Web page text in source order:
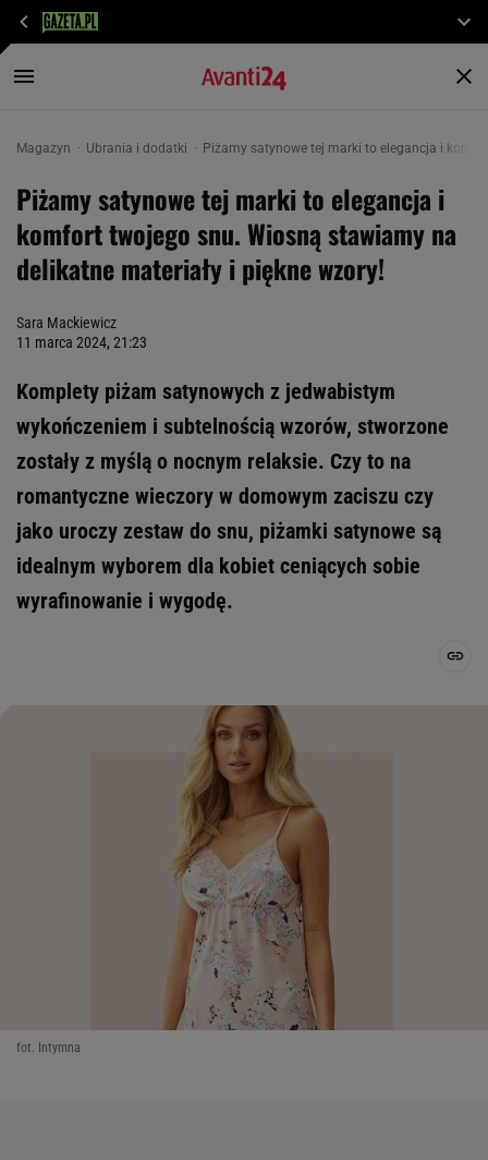
Magazyn Ubrania i dodatki Piżamy satynowe tej marki to elegancja i
Piżamy satynowe tej marki to elegancja i
komfort twojego snu. Wiosną stawiamy na
delikatne materiały i piękne wzory!
Sara Mackiewicz
11 marca 2024, 21:23
Komplety piżam satynowych z jedwabistym
wykończeniem i subtelnością wzorów, stworzone
zostały z myślą o nocnym relaksie. Czy to na
romantyczne wieczory w domowym zaciszu czy
jako uroczy zestaw do snu, piżamki satynowe są
idealnym wyborem dla kobiet ceniących sobie
wyrafinowanie i wygodę.
fot. Intymna